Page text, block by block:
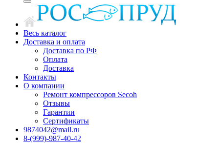
Весь каталог
Доставка и оплата
Доставка по РФ
Оплата
Доставка
Контакты
О компании
Ремонт компрессоров Secoh
Отзывы
Гарантии
Сертификаты
9874042@mail.ru
8-(999)-987-40-42